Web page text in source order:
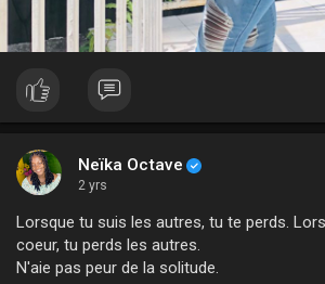
Neïka Octave
2 yrs
Lorsque tu suis les autres, tu te perds.
coeur, tu perds les autres.
N'aie pas peur de la solitude.